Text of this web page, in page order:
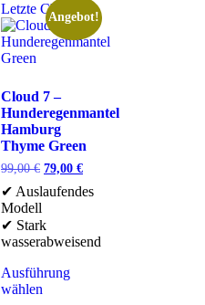
Letzte Chance
Angebot!
Cloud 7 –
Hunderegenmantel
Hamburg
Thyme Green
99,00€ 79,00 €
✔ Auslaufendes
Modell
✔ Stark
wasserabweisend
Ausführung
wählen